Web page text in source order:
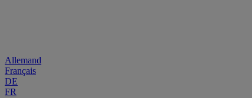
Allemand
Français
DE
FR